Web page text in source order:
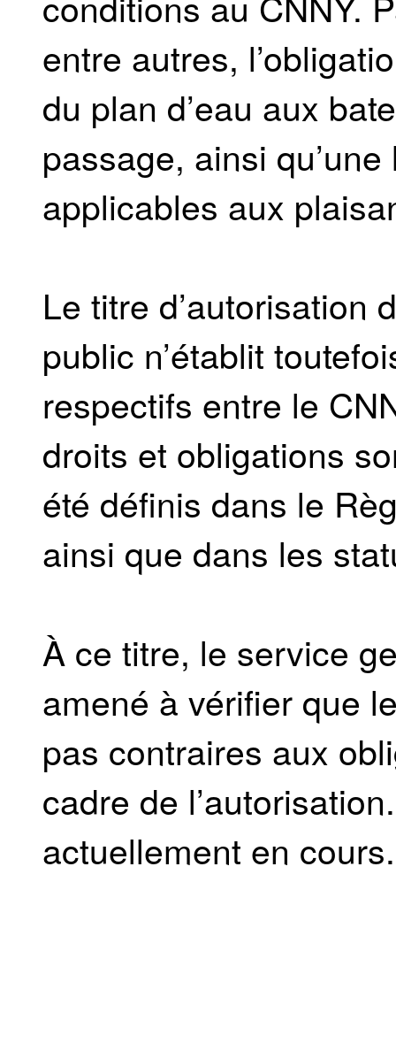
entre autres,
du plan d’eau aux
passage, ainsi
applicables aux
Le titre d’autorisation
public n’établit
respectifs entre le
droits et obligations
été définis dans le
ainsi que dans les
À ce titre, le service
amené à vérifier que
pas contraires aux
cadre de
actuellement en cours.